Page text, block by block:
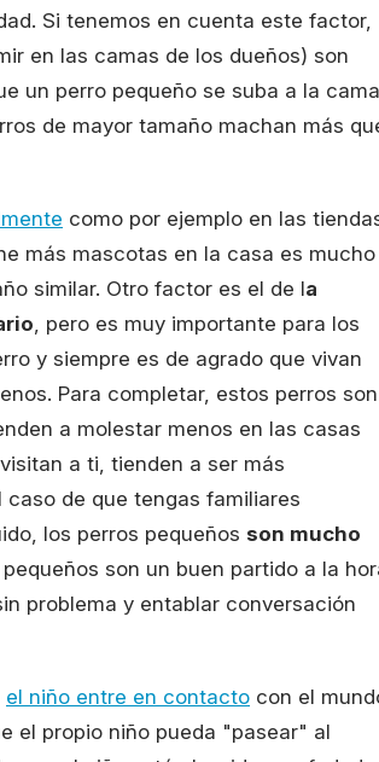
Si tenemos en cuenta este factor,
en las camas de los dueños) son
un perro pequeño se suba a la cama
de mayor tamaño machan más
como por ejemplo en las
más mascotas en la casa es mucho
similar. Otro factor es el de la
, pero es muy importante para los
y siempre es de agrado que vivan
Para completar, estos perros son
a molestar menos en las casas
a ti, tienden a ser más
de que tengas familiares
los perros pequeños son mucho
son un buen partido a la
problema y entablar conversación
el niño entre en contacto con el
el propio niño pueda "pasear" al